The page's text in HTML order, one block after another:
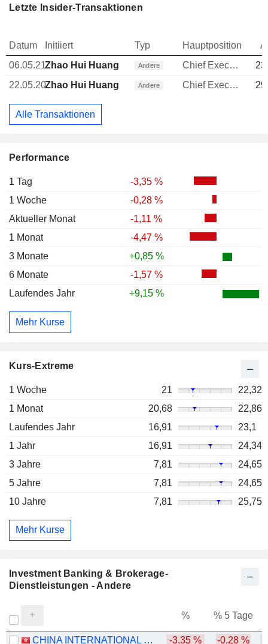
Performance
1 Tag
-3,35 %
1 Woche
-0,28 %
Aktueller Monat
-1,11 %
1 Monat
-4,47 %
3 Monate
+0,85 %
6 Monate
-1,57 %
Laufendes Jahr
+9,15 %
Mehr Kurse
Kurs-Extreme
1 Woche 21
22,32
1 Monat
20,68
22,86
Laufendes Jahr
16,91
23,1
1 Jahr
16,91
24,34
3 Jahre
7,81
24,65
5 Jahre
7,81
24,65
10 Jahre
7,81 25,75
Mehr Kurse
Letzte Insider-Transaktionen
Datum Initiiert Typ Hauptposition
06.05.21Zhao Hui Huang Andere Chief Executive Officer (CEO)
22.05.20Zhao Hui Huang Andere Chief Executive Officer (CEO)
Alle Transaktionen
Investment Banking & Brokerage-
Dienstleistungen - Andere
% % 5 Tage
CHINA INTERNATIONAL CAPITAL CORPORATION LIMITED -3,35 % -0,28 %